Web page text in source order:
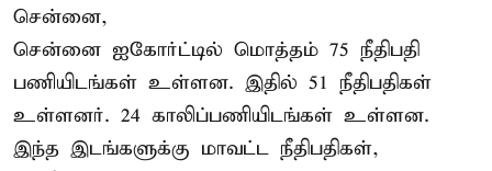
சென்னை,
சென்னை ஐகோர்ட்டில் மொத்தம் 75 நீதிபதி
பணியிடங்கள் உள்ளன. இதில் 51 நீதிபதிகள்
உள்ளனர். 24 காலிப்பணியிடங்கள் உள்ளன.
இந்த இடங்களுக்கு மாவட்ட நீதிபதிகள்,